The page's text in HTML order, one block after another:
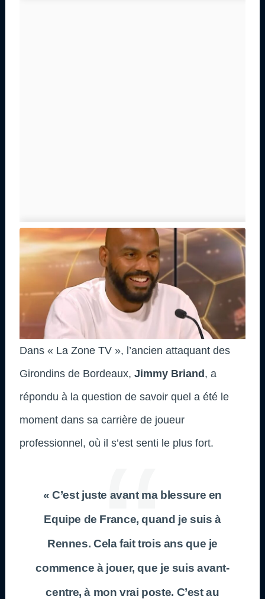
Dans « La Zone TV », l’ancien attaquant des
Girondins de Bordeaux, Jimmy Briand, a
répondu à la question de savoir quel a été le
moment dans sa carrière de joueur
professionnel, où il s’est senti le plus fort.
« C’est juste avant ma blessure en
Equipe de France, quand je suis à
Rennes. Cela fait trois ans que je
commence à jouer, que je suis avant-
centre, à mon vrai poste. C’est au